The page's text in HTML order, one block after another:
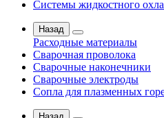
Системы жидкостного
Назад
Расходные материалы
Сварочная проволока
Сварочные наконечники
Сварочные электроды
Сопла для плазменных